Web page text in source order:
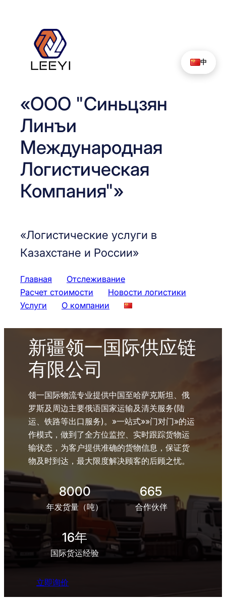
содержимому
«ООО "Синьцзян
Линъи
Международная
Логистическая
Компания"»
«Логистические услуги в
Казахстане и России»
Главная
Отслеживание
Расчет стоимости
Новости логистики
Услуги
О компании
新疆领一国际供应链
有限公司
领一国际物流专业提供中国至哈萨克斯坦、俄
罗斯及周边主要俄语国家运输及清关服务(陆
运、铁路等出口服务)。»一站式»»门对门»的运
作模式，做到了全方位监控、实时跟踪货物运
输状态，为客户提供准确的货物信息，保证货
物及时到达，最大限度解决顾客的后顾之忧。
8000
年发货量（吨）
665
合作伙伴
16年
国际货运经验
立即询价
中